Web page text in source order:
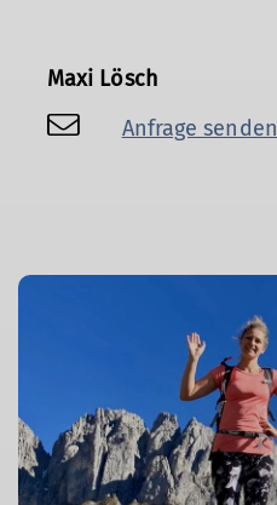
Maxi Lösch
Anfrage senden